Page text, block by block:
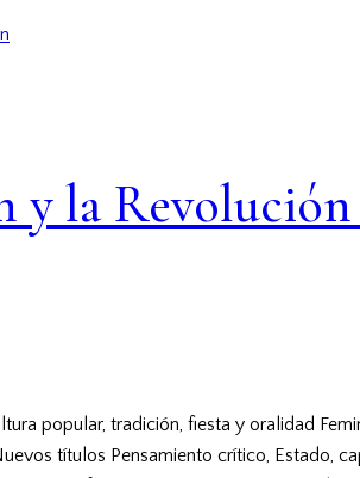
y la
popular, tradición, fiesta y oralidad
títulos Pensamiento crítico, Estado,